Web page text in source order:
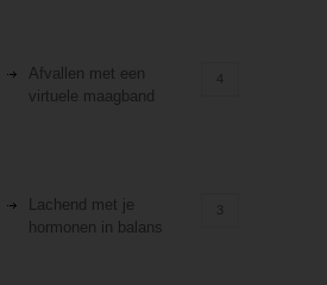
Afvallen met een
virtuele maagband
4
Lachend met je
hormonen in balans
3